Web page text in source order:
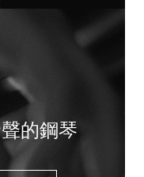
的鋼琴